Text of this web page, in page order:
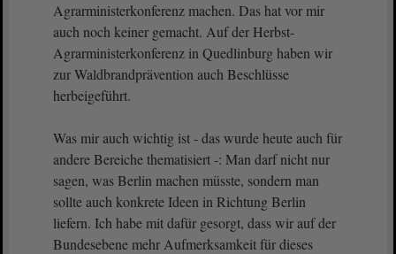
Agrarministerkonferenz machen. Das hat vor mir
auch noch keiner gemacht. Auf der Herbst-
Agrarministerkonferenz in Quedlinburg haben wir
zur Waldbrandprävention auch Beschlüsse
herbeigeführt.
Was mir auch wichtig ist - das wurde heute auch für
andere Bereiche thematisiert -: Man darf nicht nur
sagen, was Berlin machen müsste, sondern man
sollte auch konkrete Ideen in Richtung Berlin
liefern. Ich habe mit dafür gesorgt, dass wir auf der
Bundesebene mehr Aufmerksamkeit für dieses